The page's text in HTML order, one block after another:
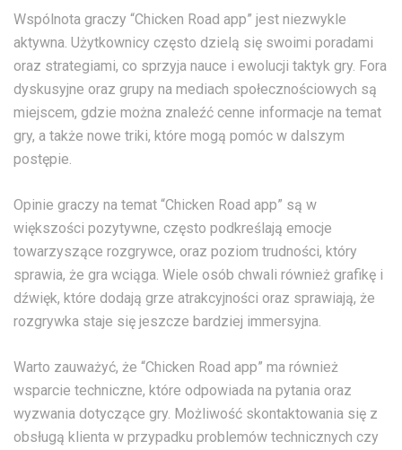
Wspólnota graczy “Chicken Road app” jest niezwykle
aktywna. Użytkownicy często dzielą się swoimi poradami
oraz strategiami, co sprzyja nauce i ewolucji taktyk gry. Fora
dyskusyjne oraz grupy na mediach społecznościowych są
miejscem, gdzie można znaleźć cenne informacje na temat
gry, a także nowe triki, które mogą pomóc w dalszym
postępie.
Opinie graczy na temat “Chicken Road app” są w
większości pozytywne, często podkreślają emocje
towarzyszące rozgrywce, oraz poziom trudności, który
sprawia, że gra wciąga. Wiele osób chwali również grafikę i
dźwięk, które dodają grze atrakcyjności oraz sprawiają, że
rozgrywka staje się jeszcze bardziej immersyjna.
Warto zauważyć, że “Chicken Road app” ma również
wsparcie techniczne, które odpowiada na pytania oraz
wyzwania dotyczące gry. Możliwość skontaktowania się z
obsługą klienta w przypadku problemów technicznych czy